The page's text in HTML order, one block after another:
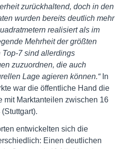
zurückhaltend, doch in den
wurden bereits deutlich mehr
realisiert als im
Mehrheit der größten
7 sind allerdings
zuzuordnen, die auch
Lage agieren können.“ In
war die öffentliche Hand die
mit Marktanteilen zwischen 16
entwickelten sich die
Einen deutlichen